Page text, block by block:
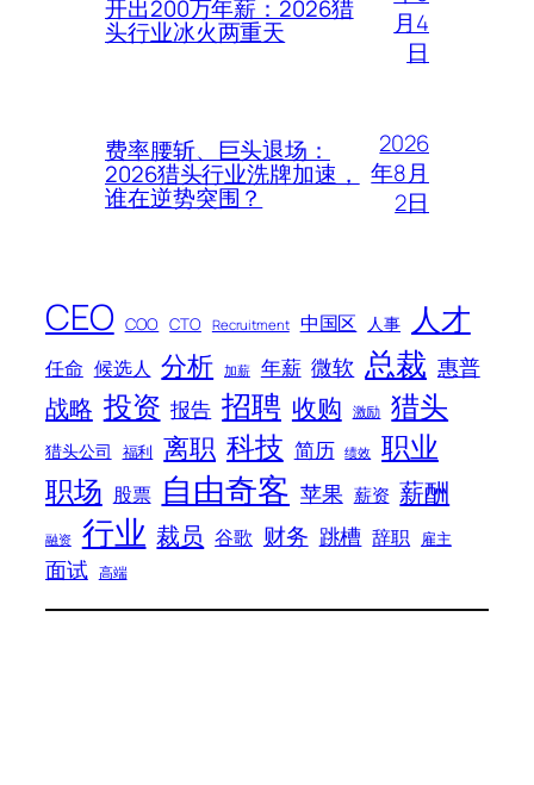
开出200万年薪：2026猎
头行业冰火两重天
月4
日
费率腰斩、巨头退场：
2026猎头行业洗牌加速，
谁在逆势突围？
2026
年8月
2日
CEO COO CTO Recruitment 中国区 人事 人才
任命 候选人 分析 加薪 年薪 微软 总裁 惠普
战略 投资 报告 招聘 收购 激励 猎头
猎头公司 福利 离职 科技 简历 绩效 职业
职场 股票 自由奇客 苹果 薪资 薪酬
融资 行业 裁员 谷歌 财务 跳槽 辞职 雇主
面试 高端